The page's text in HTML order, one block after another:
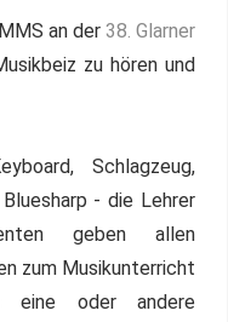
an der 38. Glarner
zu hören und
Schlagzeug,
- die Lehrer
geben allen
zum Musikunterricht
eine oder andere